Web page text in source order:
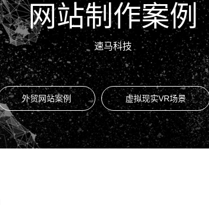
网站制作案例
速马科技
外贸网站案例 虚拟现实VR场景